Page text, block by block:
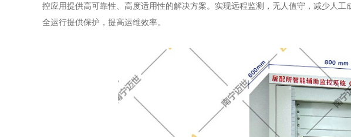
控应用提供高可靠性、高度适用性的解决方案。实现远程监测，无人值守，减少人
全运行提供保护，提高运维效率。